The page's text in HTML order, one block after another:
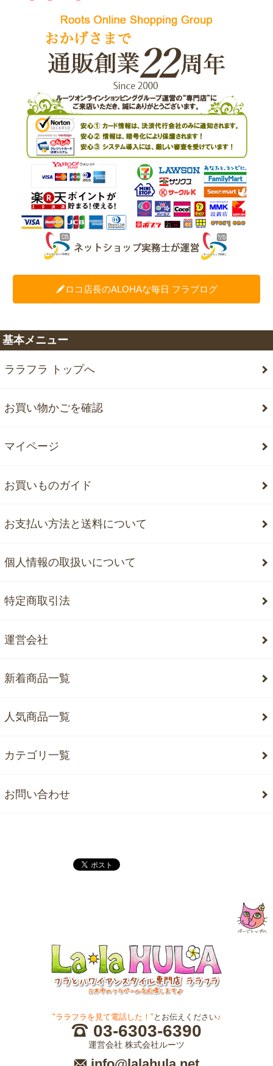
ロコ店長のALOHAな毎日 フラブログ
基本メニュー
ララフラ トップへ
お買い物かごを確認
マイページ
お買いものガイド
お支払い方法と送料について
個人情報の取扱いについて
特定商取引法
運営会社
新着商品一覧
人気商品一覧
カテゴリ一覧
お問い合わせ
"ララフラを見て電話した！" とお伝えください♪
03-6303-6390
運営会社 株式会社ルーツ